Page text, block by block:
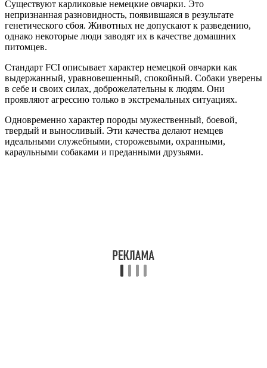
Существуют карликовые немецкие овчарки. Это
непризнанная разновидность, появившаяся в результате
генетического сбоя. Животных не допускают к разведению,
однако некоторые люди заводят их в качестве домашних
питомцев.
Стандарт FCI описывает характер немецкой овчарки как
выдержанный, уравновешенный, спокойный. Собаки уверены
в себе и своих силах, доброжелательны к людям. Они
проявляют агрессию только в экстремальных ситуациях.
Одновременно характер породы мужественный, боевой,
твердый и выносливый. Эти качества делают немцев
идеальными служебными, сторожевыми, охранными,
караульными собаками и преданными друзьями.